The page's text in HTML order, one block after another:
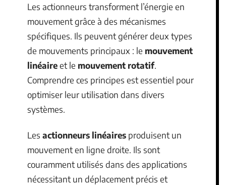
Les actionneurs transforment l’énergie en
mouvement grâce à des mécanismes
spécifiques. Ils peuvent générer deux types
de mouvements principaux : le mouvement
linéaireet le mouvement rotatif.
Comprendre ces principes est essentiel pour
optimiser leur utilisation dans divers
systèmes.
Les actionneurs linéaires produisent un
mouvement en ligne droite. Ils sont
couramment utilisés dans des applications
nécessitant un déplacement précis et